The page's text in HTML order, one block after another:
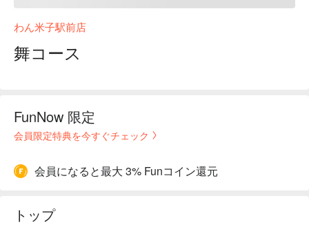
わん米子駅前店
舞コース
FunNow 限定
会員限定特典を今すぐチェック
会員になると最大 3% Funコイン還元
トップ